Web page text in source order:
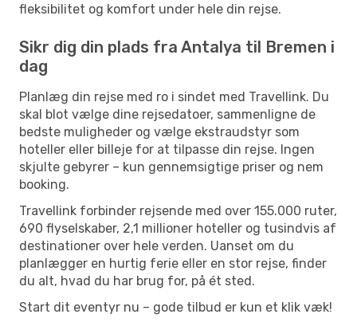
fleksibilitet og komfort under hele din rejse.
Sikr dig din plads fra Antalya til Bremen i
dag
Planlæg din rejse med ro i sindet med Travellink. Du
skal blot vælge dine rejsedatoer, sammenligne de
bedste muligheder og vælge ekstraudstyr som
hoteller eller billeje for at tilpasse din rejse. Ingen
skjulte gebyrer – kun gennemsigtige priser og nem
booking.
Travellink forbinder rejsende med over 155.000 ruter,
690 flyselskaber, 2,1 millioner hoteller og tusindvis af
destinationer over hele verden. Uanset om du
planlægger en hurtig ferie eller en stor rejse, finder
du alt, hvad du har brug for, på ét sted.
Start dit eventyr nu – gode tilbud er kun et klik væk!